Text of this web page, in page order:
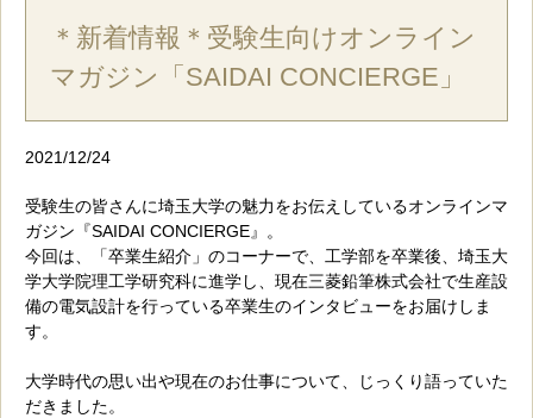
＊新着情報＊受験生向けオンライン
マガジン「SAIDAI CONCIERGE」
2021/12/24
受験生の皆さんに埼玉大学の魅力をお伝えしているオンラインマ
ガジン『SAIDAI CONCIERGE』。
今回は、「卒業生紹介」のコーナーで、工学部を卒業後、埼玉大
学大学院理工学研究科に進学し、現在三菱鉛筆株式会社で生産設
備の電気設計を行っている卒業生のインタビューをお届けしま
す。
大学時代の思い出や現在のお仕事について、じっくり語っていた
だきました。